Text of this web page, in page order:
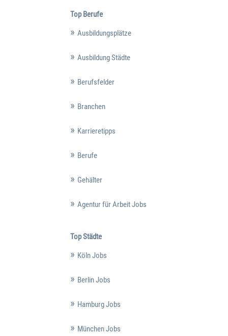
Top Berufe
Ausbildungsplätze
Ausbildung Städte
Berufsfelder
Branchen
Karrieretipps
Berufe
Gehälter
Agentur für Arbeit Jobs
Top Städte
Köln Jobs
Berlin Jobs
Hamburg Jobs
München Jobs